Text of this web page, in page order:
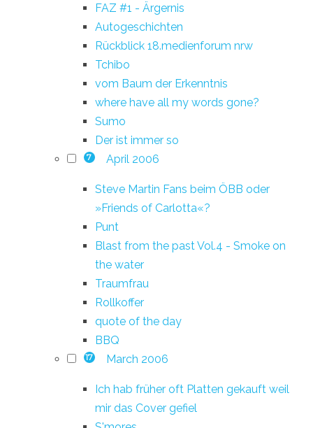
FAZ #1 - Ärgernis
Autogeschichten
Rückblick 18.medienforum nrw
Tchibo
vom Baum der Erkenntnis
where have all my words gone?
Sumo
Der ist immer so
7 April 2006
Steve Martin Fans beim ÖBB oder
»Friends of Carlotta«?
Punt
Blast from the past Vol.4 - Smoke on
the water
Traumfrau
Rollkoffer
quote of the day
BBQ
17 March 2006
Ich hab früher oft Platten gekauft weil
mir das Cover gefiel